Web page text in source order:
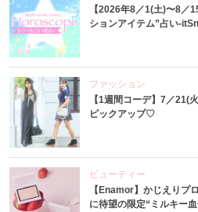
【2026年8／1(土)〜8／
ションアイテム”占い-
ファッション
【1週間コーデ】7／21(
ピックアップ♡
ビューティー
【Enamor】かじえりプ
に待望の限定“ミルキー